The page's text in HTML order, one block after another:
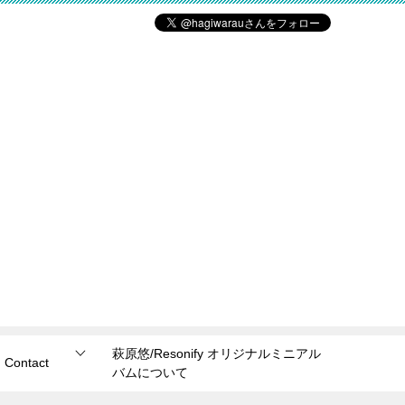
Contact
萩原悠/Resonify オリジナルミニアル
バムについて